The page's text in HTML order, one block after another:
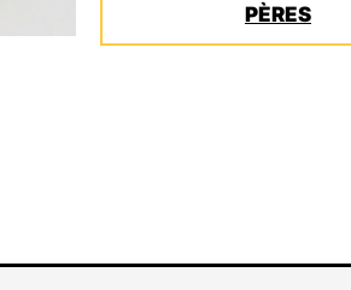
PÈRES